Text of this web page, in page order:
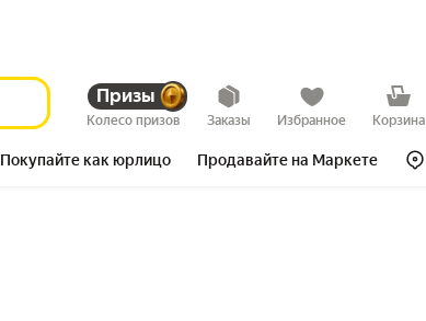
Призы
Колесо призов Заказы Избранное Корзина
Покупайте как юрлицо Продавайте на Маркете